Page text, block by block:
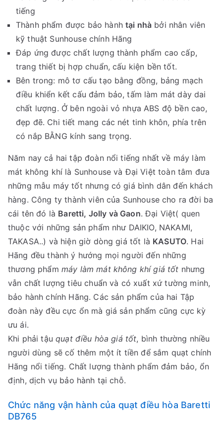
tiếng
Thành phẩm được bảo hành tại nhà bởi nhân viên
kỹ thuật Sunhouse chính Hãng
Đáp ứng được chất lượng thành phẩm cao cấp,
trang thiết bị hợp chuẩn, cấu kiện bền tốt.
Bên trong: mô tơ cấu tạo bằng đồng, bảng mạch
điều khiển kết cấu đảm bảo, tấm làm mát dày dai
chất lượng. Ở bên ngoài vỏ nhựa ABS độ bền cao,
đẹp đẽ. Chi tiết mang các nét tinh khôn, phía trên
có nắp BẰNG kính sang trọng.
Năm nay cả hai tập đoàn nổi tiếng nhất về máy làm
mát không khí là Sunhouse và Đại Việt toàn tâm đưa
những mẫu máy tốt nhưng có giá bình dân đến khách
hàng. Công ty thành viên của Sunhouse cho ra đời ba
cái tên đó là Baretti, Jolly và Gaon. Đại Việt( quen
thuộc với những sản phẩm như DAIKIO, NAKAMI,
TAKASA..) và hiện giờ dòng giá tốt là KASUTO. Hai
Hãng đều thành ý hướng mọi người đến những
thương phẩm máy làm mát không khí giá tốt nhưng
vẫn chất lượng tiêu chuẩn và có xuất xứ tường minh,
bảo hành chính Hãng. Các sản phẩm của hai Tập
đoàn này đều cực ổn mà giá sản phẩm cũng cực kỳ
ưu ái.
Khi phải tậuquạt điều hòa giá tốt, bình thường nhiều
người dùng sẽ cố thêm một ít tiền để sắm quạt chính
Hãng nổi tiếng. Chất lượng thành phẩm đảm bảo, ổn
định, dịch vụ bảo hành tại chỗ.
Chức năng vận hành của quạt điều hòa Baretti
DB765